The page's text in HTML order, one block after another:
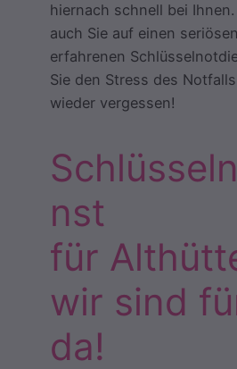
hiernach schnell bei Ihnen.
auch Sie auf einen
erfahrenen
Sie den Stress des
wieder vergessen!
nst
für
wir sind
da!